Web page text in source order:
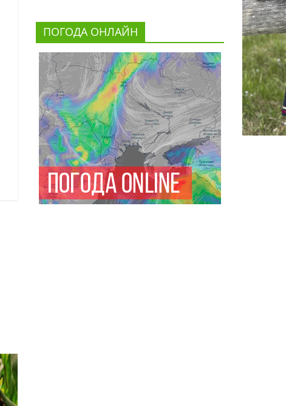
ПОГОДА ОНЛАЙН